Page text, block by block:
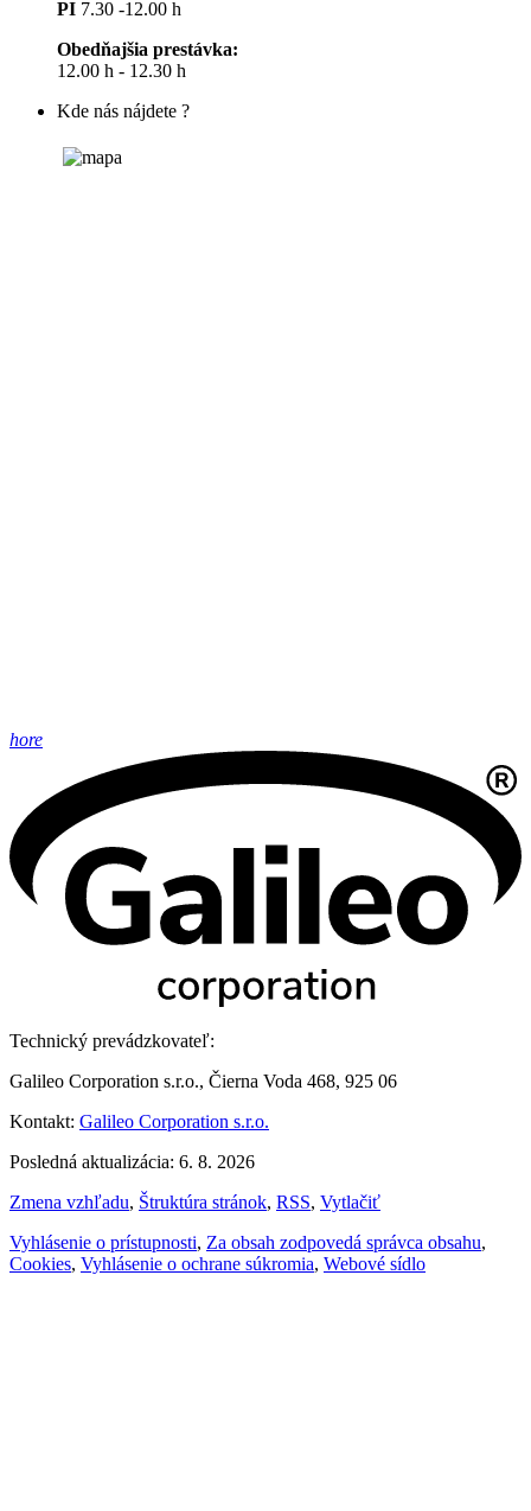
PI 7.30 -12.00 h
Obedňajšia prestávka:
12.00 h - 12.30 h
Kde nás nájdete ?
hore
Technický prevádzkovateľ:
Galileo Corporation s.r.o., Čierna Voda 468, 925 06
Kontakt: Galileo Corporation s.r.o.
Posledná aktualizácia: 6. 8. 2026
Zmena vzhľadu, Štruktúra stránok, RSS, Vytlačiť
Vyhlásenie o prístupnosti, Za obsah zodpovedá správca obsahu,
Cookies, Vyhlásenie o ochrane súkromia, Webové sídlo